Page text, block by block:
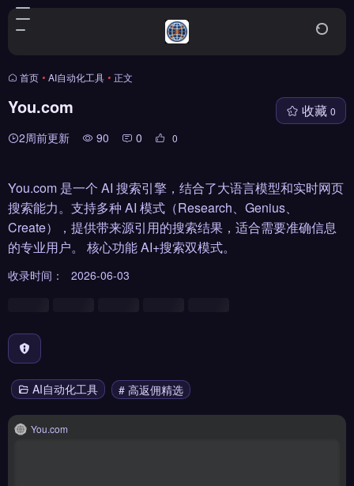
首页 • AI自动化工具 • 正文
You.com
2周前更新 90 0 0
收藏 0
You.com 是一个 AI 搜索引擎，结合了大语言模型和实时网页
搜索能力。支持多种 AI 模式（Research、Genius、
Create），提供带来源引用的搜索结果，适合需要准确信息
的专业用户。 核心功能 AI+搜索双模式。
收录时间： 2026-06-03
AI自动化工具 # 高返佣精选
You.com